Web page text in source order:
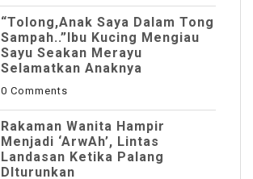
“Tolong,Anak Saya Dalam Tong
Sampah..”Ibu Kucing Mengiau
Sayu Seakan Merayu
Selamatkan Anaknya
0 Comments
Rakaman Wanita Hampir
Menjadi ‘ArwAh’, Lintas
Landasan Ketika Palang
DIturunkan